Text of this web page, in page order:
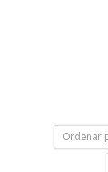
Ordenar